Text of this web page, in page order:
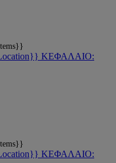
ΚΕΦΑΛΑΙΟ:
ΚΕΦΑΛΑΙΟ: